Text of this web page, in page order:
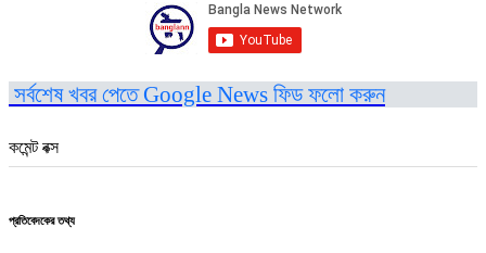
সর্বশেষ খবর পেতে Google News ফিড ফলো করুন
কমেন্ট বক্স
প্রতিবেদকের তথ্য